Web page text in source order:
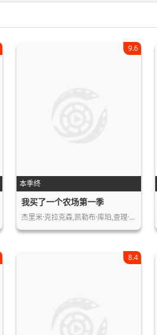
本季终
9.6
我买了一个农场第一季
杰里米·克拉克森,凯勒布·库珀,查理·…
8.4